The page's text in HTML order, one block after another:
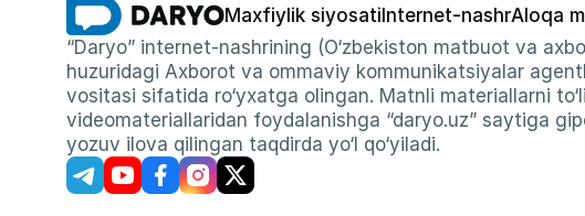
Maxfiylik siyosati Internet-nashrAloqa
“Daryo” internet-nashrining (O‘zbekiston matbuot va
huzuridagi Axborot va ommaviy kommunikatsiyalar
vositasi sifatida ro‘yxatga olingan. Matnli materiallarni
videomateriallaridan foydalanishga “daryo.uz” saytiga
yozuv ilova qilingan taqdirda yo‘l qo‘yiladi.